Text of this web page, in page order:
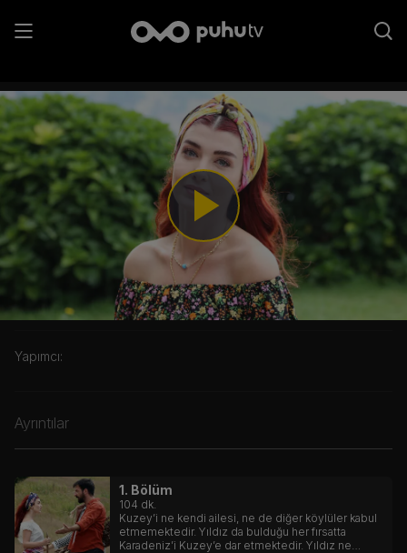
Play
Video
1. Sezon 2. Bölüm
Kategori:
Yapımcı:
Ayrıntılar
1. Bölüm
104 dk.
Kuzey’i ne kendi ailesi, ne de diğer köylüler kabul
etmemektedir. Yıldız da bulduğu her fırsatta
Karadeniz’i Kuzey’e dar etmektedir. Yıldız ne